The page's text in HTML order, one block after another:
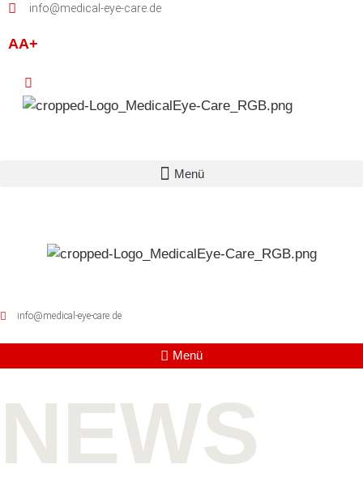
Zum
springen
info@medical-eye-care.de
AA+
info@medical-eye-care.de
NEWS